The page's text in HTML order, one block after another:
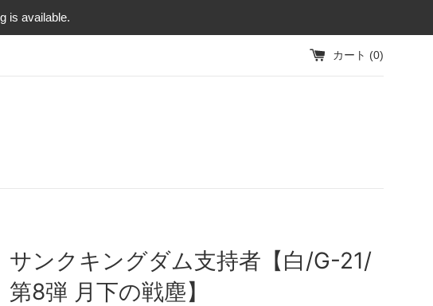
is available.
カート (0)
サンクキングダム支持者【白/G-21/
第8弾 月下の戦塵】